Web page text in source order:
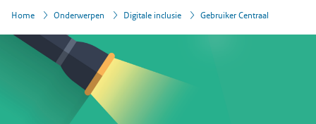
Home
› Onderwerpen
› Digitale inclusie
› Gebruiker Centraal